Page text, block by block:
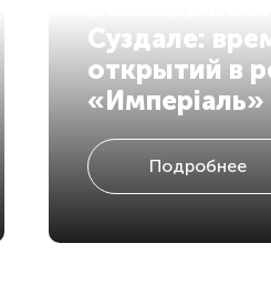
Суздале:
открытий в
«Имперiаль»
Подробнее